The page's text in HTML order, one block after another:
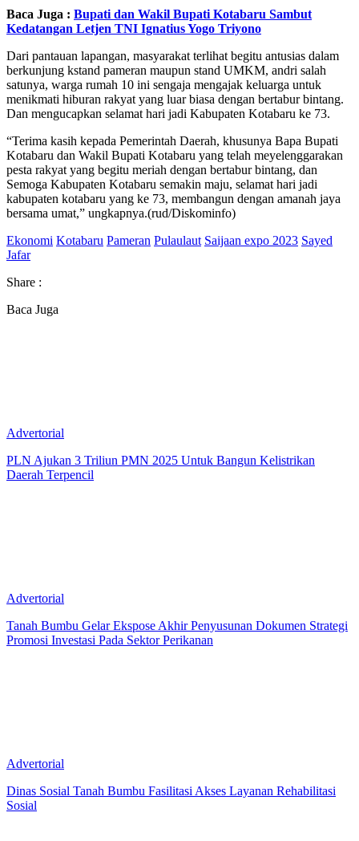
Baca Juga : Bupati dan Wakil Bupati Kotabaru Sambut
Kedatangan Letjen TNI Ignatius Yogo Triyono
Dari pantauan lapangan, masyarakat terlihat begitu antusias dalam
berkunjung kstand pameran maupun stand UMKM, andri salah
satunya, warga rumah 10 ini sengaja mengajak keluarga untuk
menikmati hiburan rakyat yang luar biasa dengan bertabur bintang.
Dan mengucapkan selamat hari jadi Kabupaten Kotabaru ke 73.
“Terima kasih kepada Pemerintah Daerah, khusunya Bapa Bupati
Kotabaru dan Wakil Bupati Kotabaru yang telah meyelenggarakan
pesta rakyat yang begitu meriah dengan bertabur bintang, dan
Semoga Kabupaten Kotabaru semakin maju, selamat hari jadi
kabupaten kotabaru yang ke 73, membangun dengan amanah jaya
bersama umat,” ungkapnya.(rud/Diskominfo)
Ekonomi Kotabaru Pameran Pulaulaut Saijaan expo 2023 Sayed
Jafar
Share :
Baca Juga
Advertorial
PLN Ajukan 3 Triliun PMN 2025 Untuk Bangun Kelistrikan
Daerah Terpencil
Advertorial
Tanah Bumbu Gelar Ekspose Akhir Penyusunan Dokumen Strategi
Promosi Investasi Pada Sektor Perikanan
Advertorial
Dinas Sosial Tanah Bumbu Fasilitasi Akses Layanan Rehabilitasi
Sosial